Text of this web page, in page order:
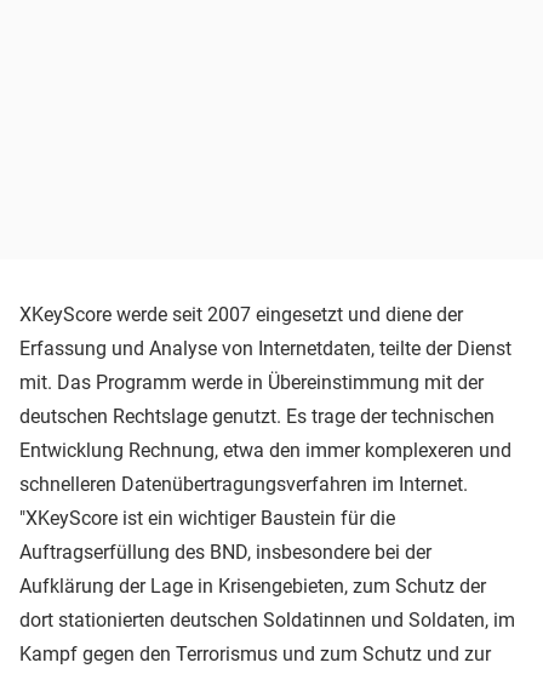
XKeyScore werde seit 2007 eingesetzt und diene der
Erfassung und Analyse von Internetdaten, teilte der Dienst
mit. Das Programm werde in Übereinstimmung mit der
deutschen Rechtslage genutzt. Es trage der technischen
Entwicklung Rechnung, etwa den immer komplexeren und
schnelleren Datenübertragungsverfahren im Internet.
"XKeyScore ist ein wichtiger Baustein für die
Auftragserfüllung des BND, insbesondere bei der
Aufklärung der Lage in Krisengebieten, zum Schutz der
dort stationierten deutschen Soldatinnen und Soldaten, im
Kampf gegen den Terrorismus und zum Schutz und zur